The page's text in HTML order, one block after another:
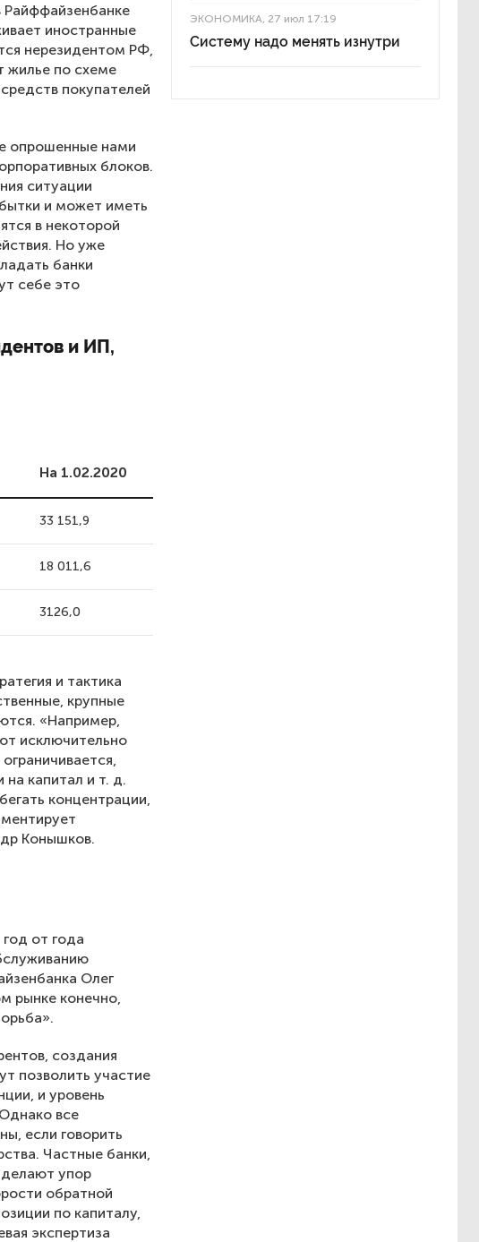
Райффайзенбанке
иностранные
нерезидентом РФ,
жилье по схеме
покупателей
опрошенные нами
блоков.
ситуации
и может иметь
в некоторой
Но уже
банки
себе это
и ИП,
На 1.02.2020
33 151,9
18 011,6
3126,0
и тактика
крупные
«Например,
исключительно
капитал и т. д.
концентрации,
Конышков.
от года
Олег
рынке конечно,
создания
позволить участие
и уровень
все
если говорить
Частные банки,
делают упор
обратной
по капиталу,
экспертиза
ЭКОНОМИКА, 27 июл 17:19
Систему надо менять изнутри